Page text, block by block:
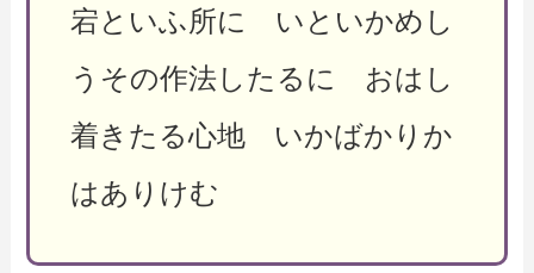
宕といふ所に いといかめし
うその作法したるに おはし
着きたる心地 いかばかりか
はありけむ